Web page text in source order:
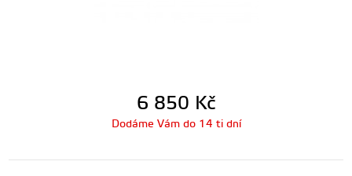
6 850 Kč
Dodáme Vám do 14 ti dní